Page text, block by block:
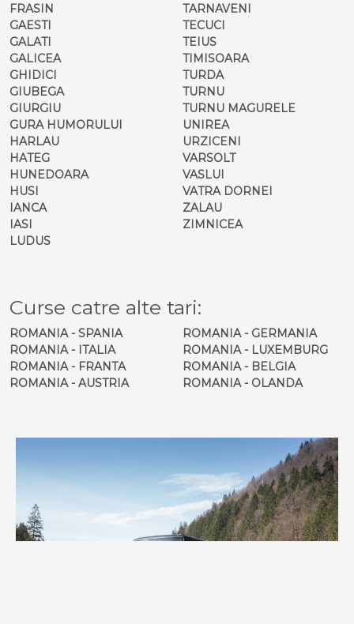
FRASIN
GAESTI
GALATI
GALICEA
GHIDICI
GIUBEGA
GIURGIU
GURA HUMORULUI
HARLAU
HATEG
HUNEDOARA
HUSI
IANCA
IASI
LUDUS
TARNAVENI
TECUCI
TEIUS
TIMISOARA
TURDA
TURNU
TURNU MAGURELE
UNIREA
URZICENI
VARSOLT
VASLUI
VATRA DORNEI
ZALAU
ZIMNICEA
Curse catre alte tari:
ROMANIA - SPANIA
ROMANIA - ITALIA
ROMANIA - FRANTA
ROMANIA - AUSTRIA
ROMANIA - GERMANIA
ROMANIA - LUXEMBURG
ROMANIA - BELGIA
ROMANIA - OLANDA